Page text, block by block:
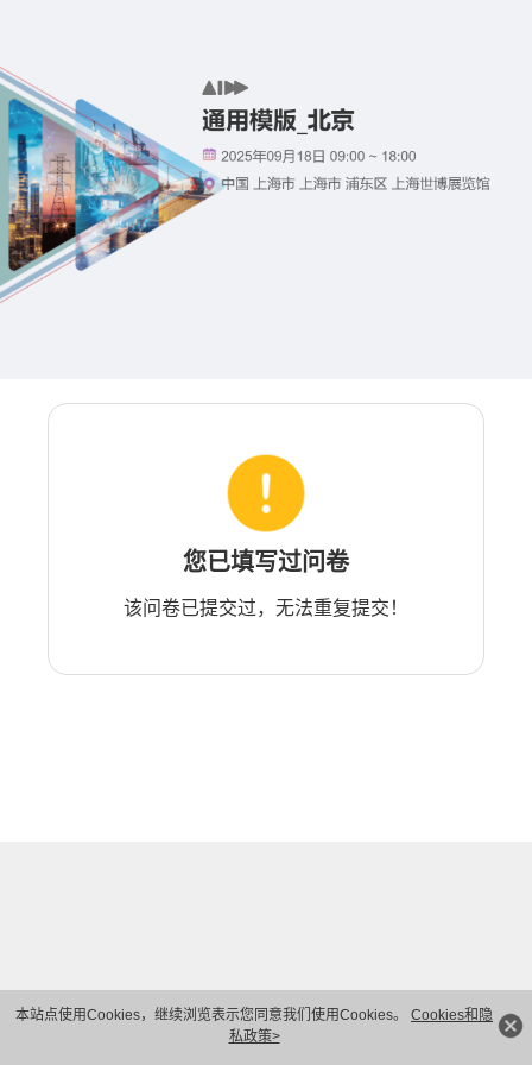
本站点使用Cookies，继续浏览表示您同意我们使用Cookies。 Cookies和隐
私政策>
您已填写过问卷
该问卷已提交过，无法重复提交！